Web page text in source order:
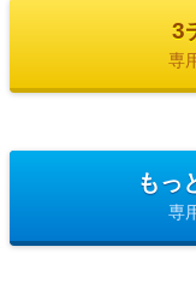
3
専
もっ
専